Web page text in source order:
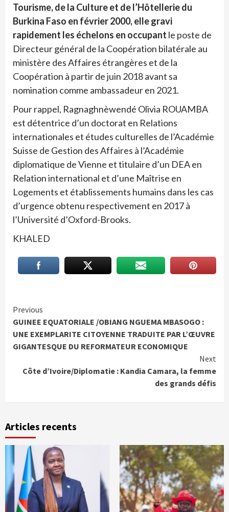
Tourisme, de la Culture et de l’Hôtellerie du
Burkina Faso en février 2000, elle gravi
rapidement les échelons en occupant le poste de
Directeur général de la Coopération bilatérale au
ministère des Affaires étrangères et de la
Coopération à partir de juin 2018 avant sa
nomination comme ambassadeur en 2021.
Pour rappel, Ragnaghnèwendé Olivia ROUAMBA
est détentrice d’un doctorat en Relations
internationales et études culturelles de l’Académie
Suisse de Gestion des Affaires à l’Académie
diplomatique de Vienne et titulaire d’un DEA en
Relation international et d’une Maîtrise en
Logements et établissements humains dans les cas
d’urgence obtenu respectivement en 2017 à
l’Université d’Oxford-Brooks.
KHALED
Continue
Reading
Previous
GUINEE EQUATORIALE /OBIANG NGUEMA MBASOGO :
UNE EXEMPLARITE CITOYENNE TRADUITE PAR L’ŒUVRE
GIGANTESQUE DU REFORMATEUR ECONOMIQUE
Next
Côte d’Ivoire/Diplomatie : Kandia Camara, la femme
des grands défis
Articles recents